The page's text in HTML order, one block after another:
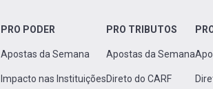
PRO PODER
Apostas da Semana
Impacto nas Instituições
PRO TRIBUTOS
Apostas da Semana
Direto do CARF